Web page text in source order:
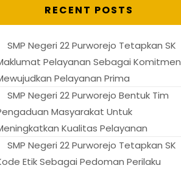
RECENT POSTS
SMP Negeri 22 Purworejo Tetapkan SK
Pelayanan Sebagai Komitmen
Pelayanan Prima
SMP Negeri 22 Purworejo Bentuk Tim
Masyarakat Untuk
Kualitas Pelayanan
SMP Negeri 22 Purworejo Tetapkan SK
Etik Sebagai Pedoman Perilaku